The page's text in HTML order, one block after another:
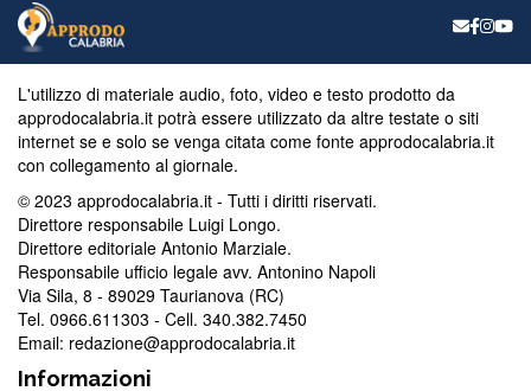
arrivo, il Ministro ha inaugurato un nuovo spazio verde
denominato “Oasi Mediterranea”, realizzato dall’Unità
[…]
L'utilizzo di materiale audio, foto, video e testo prodotto da
approdocalabria.it potrà essere utilizzato da altre testate o siti
internet se e solo se venga citata come fonte approdocalabria.it
con collegamento al giornale.
© 2023 approdocalabria.it - Tutti i diritti riservati.
Direttore responsabile Luigi Longo.
Direttore editoriale Antonio Marziale.
Responsabile ufficio legale avv. Antonino Napoli
Via Sila, 8 - 89029 Taurianova (RC)
Tel. 0966.611303 - Cell. 340.382.7450
Email: redazione@approdocalabria.it
Informazioni